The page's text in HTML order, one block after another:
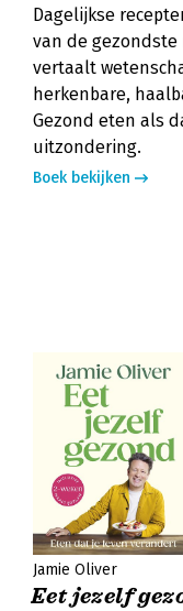
Dagelijkse
van de
vertaalt
herkenbare,
Gezond eten als
uitzondering.
Boek bekijken
Jamie Oliver
Eet jezelf